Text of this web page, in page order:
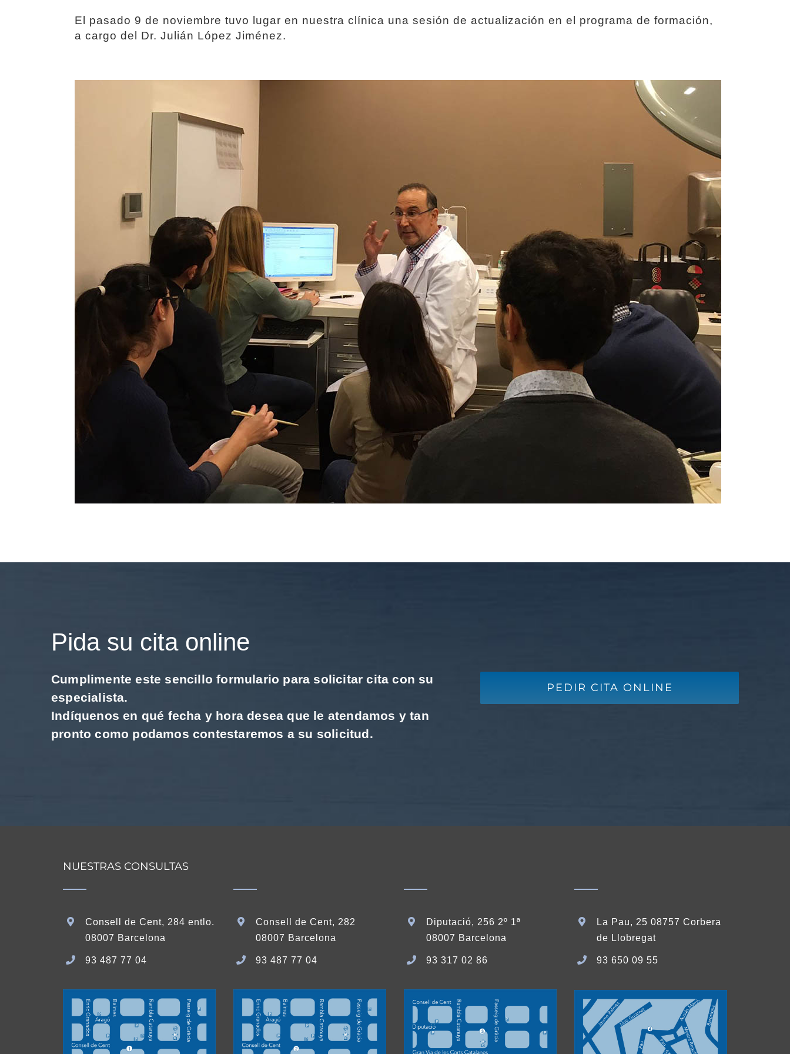
El pasado 9 de noviembre tuvo lugar en nuestra clínica una sesión de actualización en el programa de formación,
a cargo del Dr. Julián López Jiménez.
Pida su cita online
Cumplimente este sencillo formulario para solicitar cita con su
especialista.
Indíquenos en qué fecha y hora desea que le atendamos y tan
pronto como podamos contestaremos a su solicitud.
PEDIR CITA ONLINE
NUESTRAS CONSULTAS
Consell de Cent, 284 entlo.
08007 Barcelona
93 487 77 04
Consell de Cent, 282
08007 Barcelona
93 487 77 04
Diputació, 256 2º 1ª
08007 Barcelona
93 317 02 86
La Pau, 25 08757 Corbera
de Llobregat
93 650 09 55